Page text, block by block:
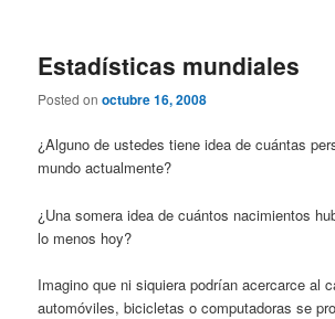
Estadísticas mundiales
Posted onoctubre 16, 2008
¿Alguno de ustedes tiene idea de cuántas
mundo actualmente?
¿Una somera idea de cuántos nacimientos
lo menos hoy?
Imagino que ni siquiera podrían acercarce al
automóviles, bicicletas o computadoras se